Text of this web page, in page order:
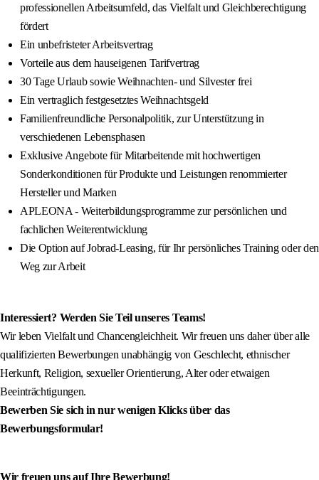
professionellen Arbeitsumfeld, das Vielfalt und Gleichberechtigung
fördert
Ein unbefristeter Arbeitsvertrag
Vorteile aus dem hauseigenen Tarifvertrag
30 Tage Urlaub sowie Weihnachten- und Silvester frei
Ein vertraglich festgesetztes Weihnachtsgeld
Familienfreundliche Personalpolitik, zur Unterstützung in
verschiedenen Lebensphasen
Exklusive Angebote für Mitarbeitende mit hochwertigen
Sonderkonditionen für Produkte und Leistungen renommierter
Hersteller und Marken
APLEONA - Weiterbildungsprogramme zur persönlichen und
fachlichen Weiterentwicklung
Die Option auf Jobrad-Leasing, für Ihr persönliches Training oder den
Weg zur Arbeit
Interessiert? Werden Sie Teil unseres Teams!
Wir leben Vielfalt und Chancengleichheit. Wir freuen uns daher über alle
qualifizierten Bewerbungen unabhängig von Geschlecht, ethnischer
Herkunft, Religion, sexueller Orientierung, Alter oder etwaigen
Beeinträchtigungen.
Bewerben Sie sich in nur wenigen Klicks über das
Bewerbungsformular!
Wir freuen uns auf Ihre Bewerbung!